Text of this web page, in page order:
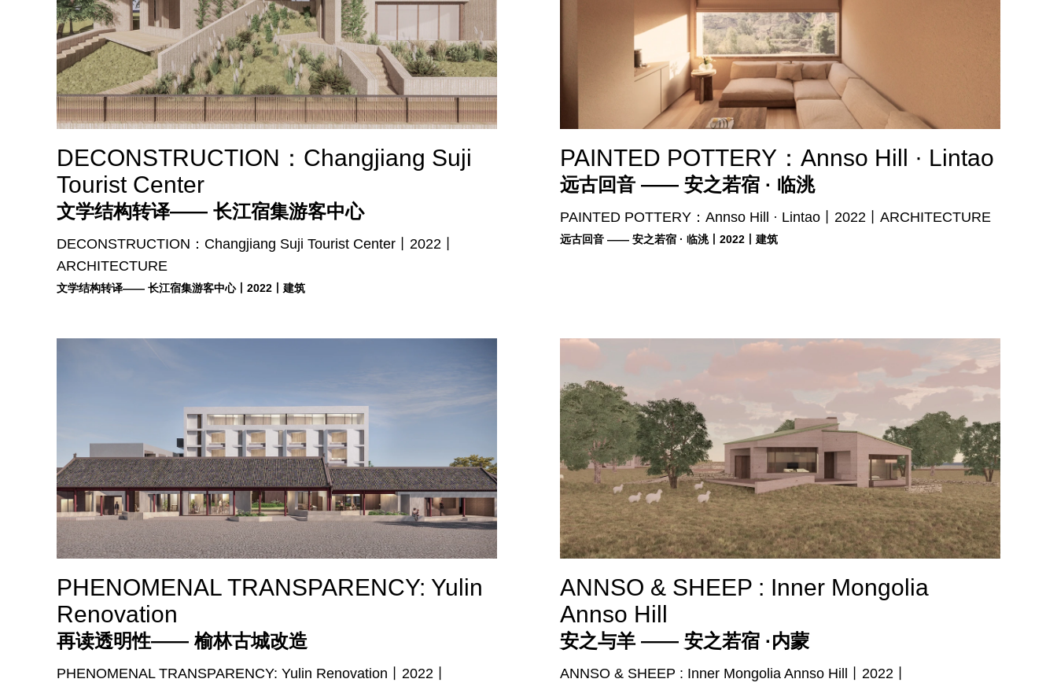
DECONSTRUCTION：Changjiang Suji
Tourist Center
文学结构转译—— 长江宿集游客中心
DECONSTRUCTION：Changjiang Suji Tourist Center丨2022丨
ARCHITECTURE
文学结构转译—— 长江宿集游客中心丨2022丨建筑
PAINTED POTTERY：Annso Hill · Lintao
远古回音 —— 安之若宿 · 临洮
PAINTED POTTERY：Annso Hill · Lintao丨2022丨ARCHITECTURE
远古回音 —— 安之若宿 · 临洮丨2022丨建筑
PHENOMENAL TRANSPARENCY: Yulin
Renovation
再读透明性—— 榆林古城改造
PHENOMENAL TRANSPARENCY: Yulin Renovation丨2022丨
ANNSO & SHEEP : Inner Mongolia
Annso Hill
安之与羊 —— 安之若宿 ·内蒙
ANNSO & SHEEP : Inner Mongolia Annso Hill丨2022丨